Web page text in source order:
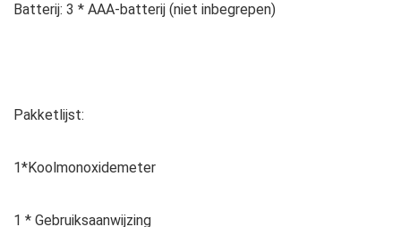
Batterij: 3 * AAA-batterij (niet inbegrepen)
Pakketlijst:
1*Koolmonoxidemeter
1 * Gebruiksaanwijzing